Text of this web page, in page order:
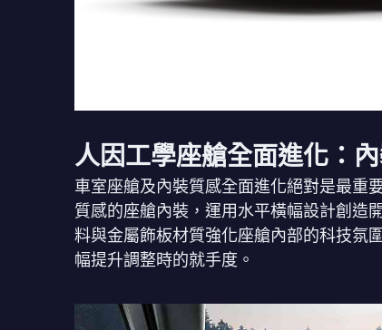
人因工學座艙全面進化：
車室座艙及內裝質感全面進化絕對是最重
質感的座艙內裝，運用水平橫幅設計創造
料與金屬飾板材質強化座艙內部的科技氛
幅提升調整時的就手度。